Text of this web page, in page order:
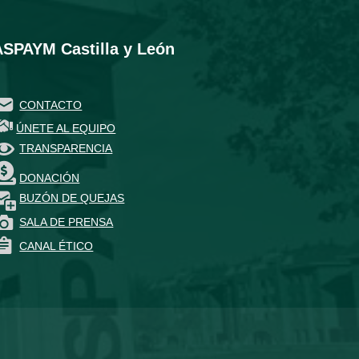
Castilla y León
CONTACTO
ÚNETE AL EQUIPO
TRANSPARENCIA
DONACIÓN
BUZÓN DE QUEJAS
SALA DE PRENSA
CANAL ÉTICO